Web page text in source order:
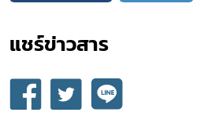
แชร์ข่าวสาร​